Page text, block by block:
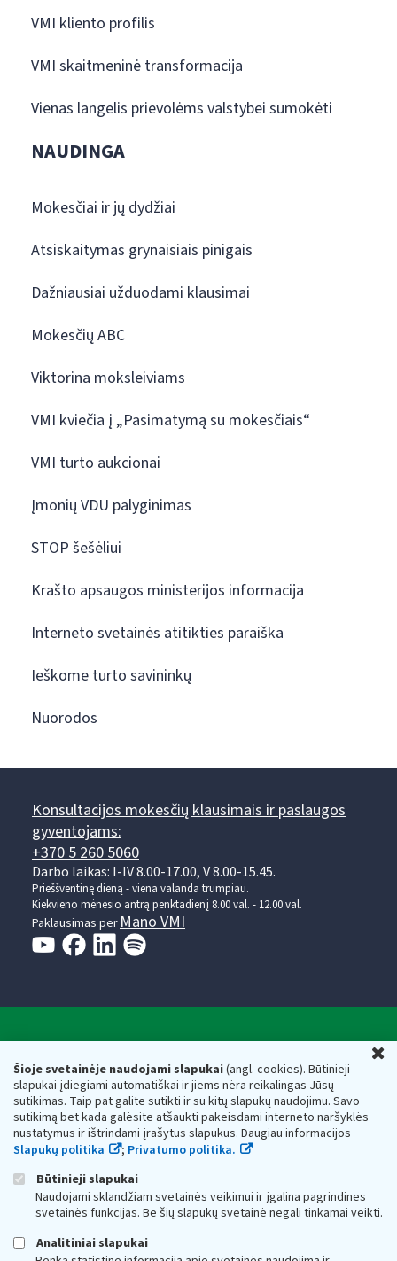
Šioje svetainėje naudojami slapukai(angl. cookies). Būtinieji
slapukai įdiegiami automatiškai ir jiems nėra reikalingas Jūsų
sutikimas. Taip pat galite sutikti ir su kitų slapukų naudojimu. Savo
sutikimą bet kada galėsite atšaukti pakeisdami interneto naršyklės
nustatymus ir ištrindami įrašytus slapukus. Daugiau informacijos
Slapukų politika
; Privatumo politika.
Būtinieji slapukai
Naudojami sklandžiam svetainės veikimui ir įgalina pagrindines
svetainės funkcijas. Be šių slapukų svetainė negali tinkamai veikti.
Analitiniai slapukai
VMI kliento profilis
VMI skaitmeninė transformacija
Vienas langelis prievolėms valstybei sumokėti
NAUDINGA
Mokesčiai ir jų dydžiai
Atsiskaitymas grynaisiais pinigais
Dažniausiai užduodami klausimai
Mokesčių ABC
Viktorina moksleiviams
VMI kviečia į „Pasimatymą su mokesčiais“
VMI turto aukcionai
Įmonių VDU palyginimas
STOP šešėliui
Krašto apsaugos ministerijos informacija
Interneto svetainės atitikties paraiška
Ieškome turto savininkų
Nuorodos
Konsultacijos mokesčių klausimais ir paslaugos
gyventojams:
+370 5 260 5060
Darbo laikas: I-IV 8.00-17.00, V 8.00-15.45.
Prieššventinę dieną - viena valanda trumpiau.
Kiekvieno mėnesio antrą penktadienį 8.00 val. - 12.00 val.
Paklausimas per Mano VMI
Respublikos finansų ministerijos
Biudžetinė įstaiga. Juridinio asmens kodas — 188659752,
adresas: Vasario 16-osios g. 14, 01107 Vilnius, Lietuva, el.paštas:
vmi@vmi.lt, E. pristatymo dėžutės adresas 188659752
Duomenys apie Valstybinę mokesčių inspekciją prie Lietuvos
Respublikos finansų ministerijos kaupiami ir saugomi Juridinių